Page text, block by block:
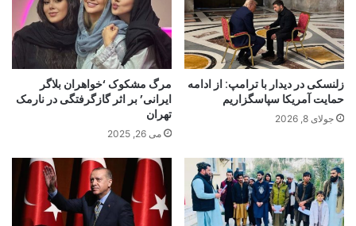
زلنسکی در دیدار با ترامپ: از ادامه
حمایت آمریکا سپاسگزاریم
جولای 8, 2026
مرگ مشکوک ‘خواهران بلاگر
ایرانی’ بر اثر گازگرفتگی در نارمک
تهران
می 26, 2025